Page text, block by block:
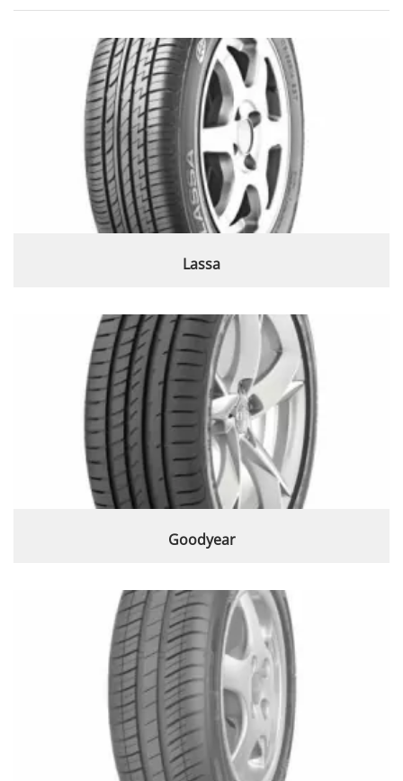
Lassa
Goodyear